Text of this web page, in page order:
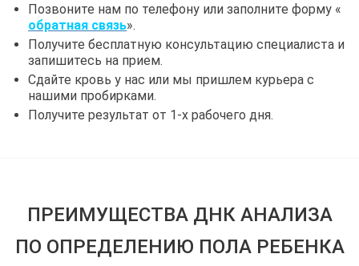
Позвоните нам по телефону или заполните форму «
обратная связь».
Получите бесплатную консультацию специалиста и
запишитесь на прием.
Сдайте кровь у нас или мы пришлем курьера с
нашими пробирками.
Получите результат от 1-х рабочего дня.
ПРЕИМУЩЕСТВА ДНК АНАЛИЗА
ПО ОПРЕДЕЛЕНИЮ ПОЛА РЕБЕНКА